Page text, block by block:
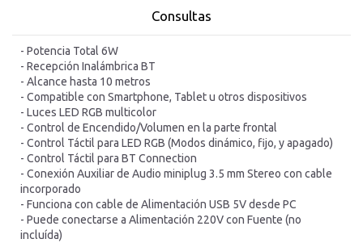
Consultas
- Potencia Total 6W
- Recepción Inalámbrica BT
- Alcance hasta 10 metros
- Compatible con Smartphone, Tablet u otros dispositivos
- Luces LED RGB multicolor
- Control de Encendido/Volumen en la parte frontal
- Control Táctil para LED RGB (Modos dinámico, fijo, y apagado)
- Control Táctil para BT Connection
- Conexión Auxiliar de Audio miniplug 3.5 mm Stereo con cable
incorporado
- Funciona con cable de Alimentación USB 5V desde PC
- Puede conectarse a Alimentación 220V con Fuente (no
incluída)